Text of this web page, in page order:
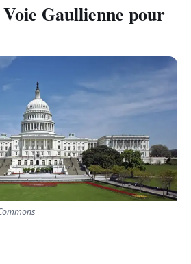
Gaullienne pour